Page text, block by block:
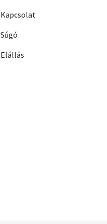
Kapcsolat
Súgó
Elállás